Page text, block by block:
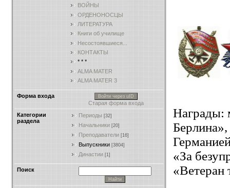
ВОЙНЫ
ОРДЕНОНОСЦЫ
ЛИТЕРАТУРА
Книги об училище
Несостоявшиеся...
КОНТАКТЫ
* * *
ALMA MATER
ALMA MATER 3
Форма входа Войти через uID
Старая форма входа
Категории
раздела
Периоды [32]
Начальники [20]
Преподаватели [16]
Выпускники [3804]
Династии [1]
Поиск
Награды:
«За
«Ветеран